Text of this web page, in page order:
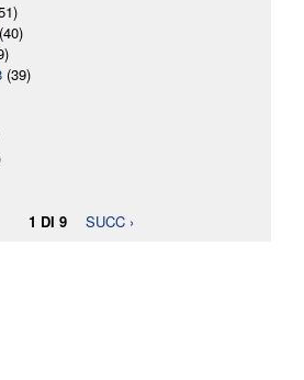
(40)
(39)
1 DI 9
SUCC ›